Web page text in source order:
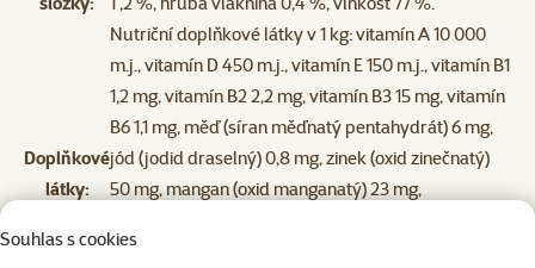
Souhlas s cookies
Doplňkové
látky:
Nutriční doplňkové látky v 1 kg: vitamín A 10 000
m.j., vitamín D 450 m.j., vitamín E 150 m.j., vitamín B1
1,2 mg, vitamín B2 2,2 mg, vitamín B3 15 mg, vitamín
B6 1,1 mg, měď (síran měďnatý pentahydrát) 6 mg,
jód (jodid draselný) 0,8 mg, zinek (oxid zinečnatý)
50 mg, mangan (oxid manganatý) 23 mg,
Technologické doplňkové látky: guarová guma 9 g.